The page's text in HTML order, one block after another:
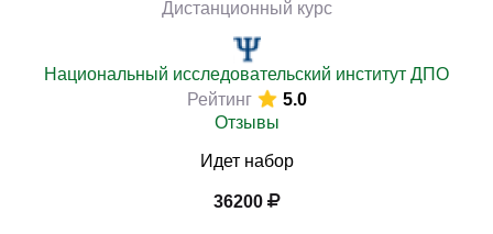
Дистанционный курс
Национальный исследовательский институт ДПО
Рейтинг
5.0
Отзывы
Идет набор
36200